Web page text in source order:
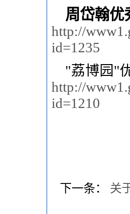
周岱翰优
http://
id=1235
"荔博园"
http://
id=1210
下一条： 关